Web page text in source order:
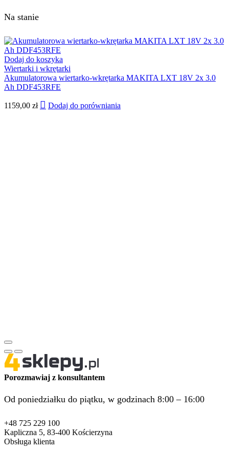
Na stanie
Dodaj do koszyka
Wiertarki i wkrętarki
Akumulatorowa wiertarko-wkrętarka MAKITA LXT 18V 2x 3.0
Ah DDF453RFE
1159,00 zł Dodaj do porówniania
Porozmawiaj z konsultantem
Od poniedziałku do piątku, w godzinach 8:00 – 16:00
+48 725 229 100
Kapliczna 5, 83-400 Kościerzyna
Obsługa klienta